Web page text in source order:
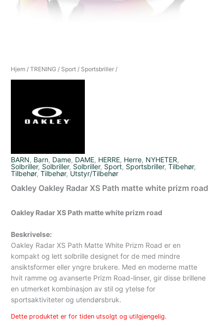
Hjem /TRENING / Sport / Sportsbriller /
BARN, Barn, Dame, DAME, HERRE, Herre, NYHETER,
Solbriller, Solbriller,Solbriller, Sport, Sportsbriller,Tilbehør,
Tilbehør,Tilbehør,Utstyr/Tilbehør
Oakley Oakley Radar XS Path matte white prizm road
Oakley Radar XS Path matte white prizm road
Beskrivelse:
Oakley Radar XS Path Matte White Prizm Road er en
kompakt og lett solbrille designet for de med mindre
ansiktsformer eller yngre brukere. Med en moderne matte
hvit ramme og avanserte Prizm Road-linser, gir disse brillene
en utmerket kombinasjon av stil og ytelse for
sportsaktiviteter og utendørsbruk.
Dette produktet er for tiden utsolgt og utilgjengelig.